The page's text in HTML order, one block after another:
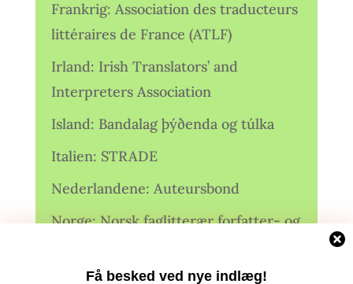
Få besked ved nye indlæg!
Frankrig: Association des traducteurs
littéraires de France (ATLF)
Irland: Irish Translators’ and
Interpreters Association
Island: Bandalag þýðenda og túlka
Italien: STRADE
Nederlandene: Auteursbond
Norge: Norsk faglitterær forfatter- og
Norge: Norsk Oversetterforening